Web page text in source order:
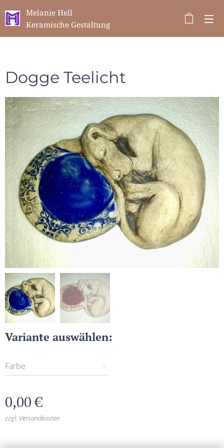
Melanie Hell
Keramische Gestaltung
Dogge Teelicht
Variante auswählen:
Farbe
0,00€
zzgl. Versandkosten